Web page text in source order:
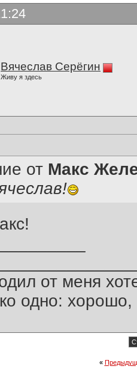
Вячеслав Серёгин
Живу я здесь
от Макс
от меня
одно:
«